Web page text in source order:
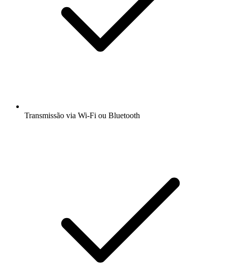
Transmissão via Wi-Fi ou Bluetooth